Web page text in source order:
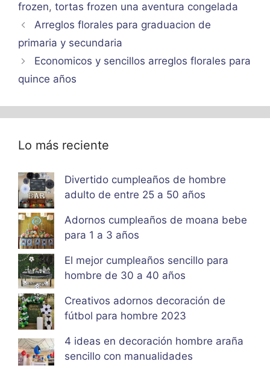
frozen, tortas frozen una aventura congelada
Arreglos florales para graduacion de
primaria y secundaria
Economicos y sencillos arreglos florales para
quince años
Lo más reciente
Divertido cumpleaños de hombre
adulto de entre 25 a 50 años
Adornos cumpleaños de moana bebe
para 1 a 3 años
El mejor cumpleaños sencillo para
hombre de 30 a 40 años
Creativos adornos decoración de
fútbol para hombre 2023
4 ideas en decoración hombre araña
sencillo con manualidades